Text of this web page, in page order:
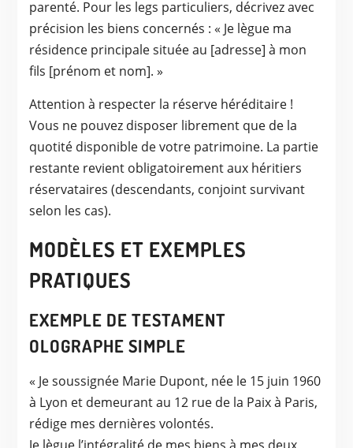
parenté. Pour les legs particuliers, décrivez avec
précision les biens concernés : « Je lègue ma
résidence principale située au [adresse] à mon
fils [prénom et nom]. »
Attention à respecter la réserve héréditaire !
Vous ne pouvez disposer librement que de la
quotité disponible de votre patrimoine. La partie
restante revient obligatoirement aux héritiers
réservataires (descendants, conjoint survivant
selon les cas).
MODÈLES ET EXEMPLES
PRATIQUES
EXEMPLE DE TESTAMENT
OLOGRAPHE SIMPLE
« Je soussignée Marie Dupont, née le 15 juin 1960
à Lyon et demeurant au 12 rue de la Paix à Paris,
rédige mes dernières volontés.